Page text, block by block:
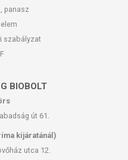
panasz
szabályzat
BIOBOLT
út 61.
kijáratánál)
utca 12.